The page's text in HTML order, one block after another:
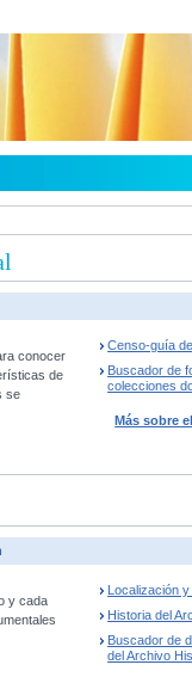
conocer
de
se
Censo-guía
Buscador de
colecciones
Más sobre
y cada
Localización
Historia del
Buscador de
del Archivo